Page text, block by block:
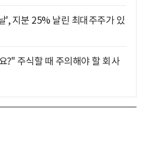
', 지분 25% 날린 최대주주가 있
?" 주식할 때 주의해야 할 회사